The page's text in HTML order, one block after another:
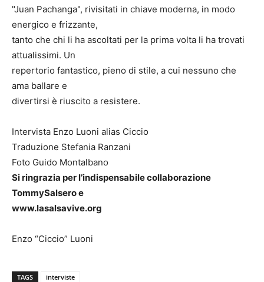
"Juan Pachanga", rivisitati in chiave moderna, in modo
energico e frizzante,
tanto che chi li ha ascoltati per la prima volta li ha trovati
attualissimi. Un
repertorio fantastico, pieno di stile, a cui nessuno che
ama ballare e
divertirsi è riuscito a resistere.
Intervista Enzo Luoni alias Ciccio
Traduzione Stefania Ranzani
Foto Guido Montalbano
Si ringrazia per l’indispensabile collaborazione
TommySalsero e
www.lasalsavive.org
Enzo “Ciccio” Luoni
TAGS interviste